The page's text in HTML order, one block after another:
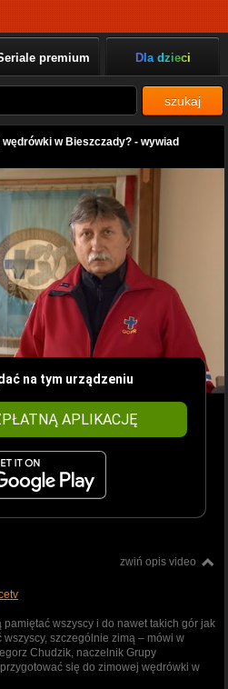
premium Dla dzieci
szukaj
w Bieszczady? - wywiad
na tym urządzeniu
APLIKACJĘ
zwiń opis video
pamiętać wszyscy i do nawet takich gór jak
szczególnie zimą – mówi w
Chudzik, naczelnik Grupy
się do zimowej wędrówki w